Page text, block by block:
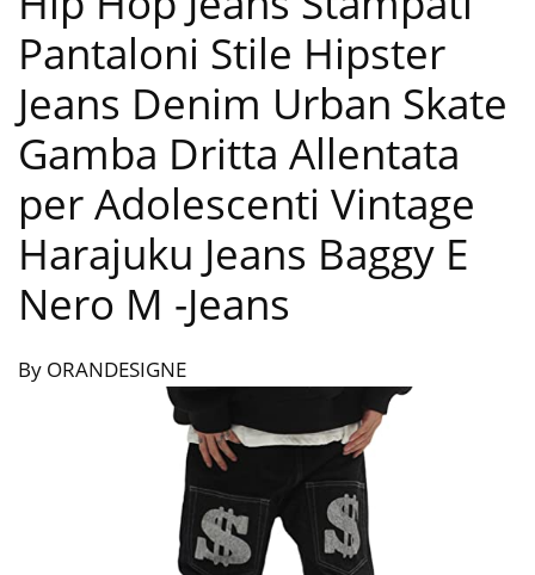
Pantaloni Stile Hipster
Jeans Denim Urban Skate
Gamba Dritta Allentata
per Adolescenti Vintage
Harajuku Jeans Baggy E
Nero M -Jeans
By ORANDESIGNE